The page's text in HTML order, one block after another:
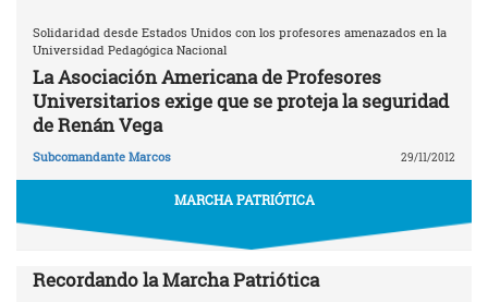
Solidaridad desde Estados Unidos con los profesores amenazados en la
Universidad Pedagógica Nacional
La Asociación Americana de Profesores
Universitarios exige que se proteja la seguridad
de Renán Vega
Subcomandante Marcos 29/11/2012
MARCHA PATRIÓTICA
Recordando la Marcha Patriótica